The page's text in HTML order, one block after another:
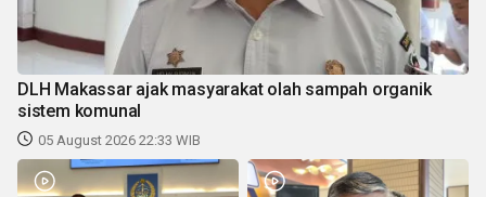
DLH Makassar ajak masyarakat olah sampah organik
sistem komunal
05 August 2026 22:33 WIB